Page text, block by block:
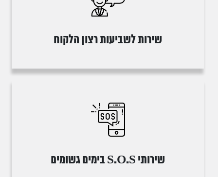
שירות לשביעות רצון הלקוח
שירותי S.O.S בימים גשומים